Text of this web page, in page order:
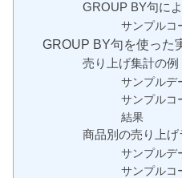
GROUP BY句に
サンプルコ
GROUP BY句を使った
売り上げ集計の例
サンプルデ
サンプルコ
結果
商品別の売り上げ
サンプルデ
サンプルコ